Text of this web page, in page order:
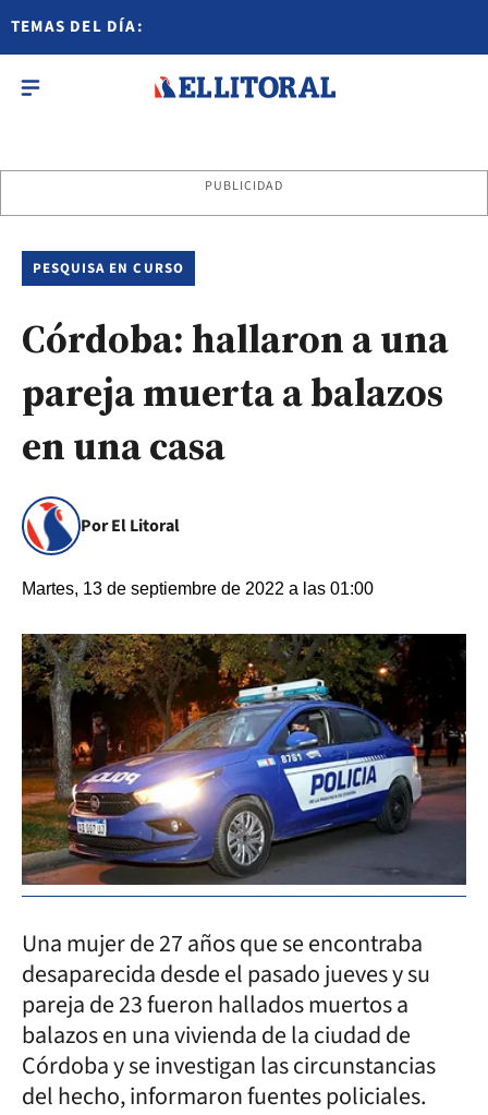
TEMAS DEL DÍA:
PUBLICIDAD
PESQUISA EN CURSO
Córdoba: hallaron a una
pareja muerta a balazos
en una casa
Por El Litoral
Martes, 13 de septiembre de 2022 a las 01:00
Una mujer de 27 años que se encontraba
desaparecida desde el pasado jueves y su
pareja de 23 fueron hallados muertos a
balazos en una vivienda de la ciudad de
Córdoba y se investigan las circunstancias
del hecho, informaron fuentes policiales.